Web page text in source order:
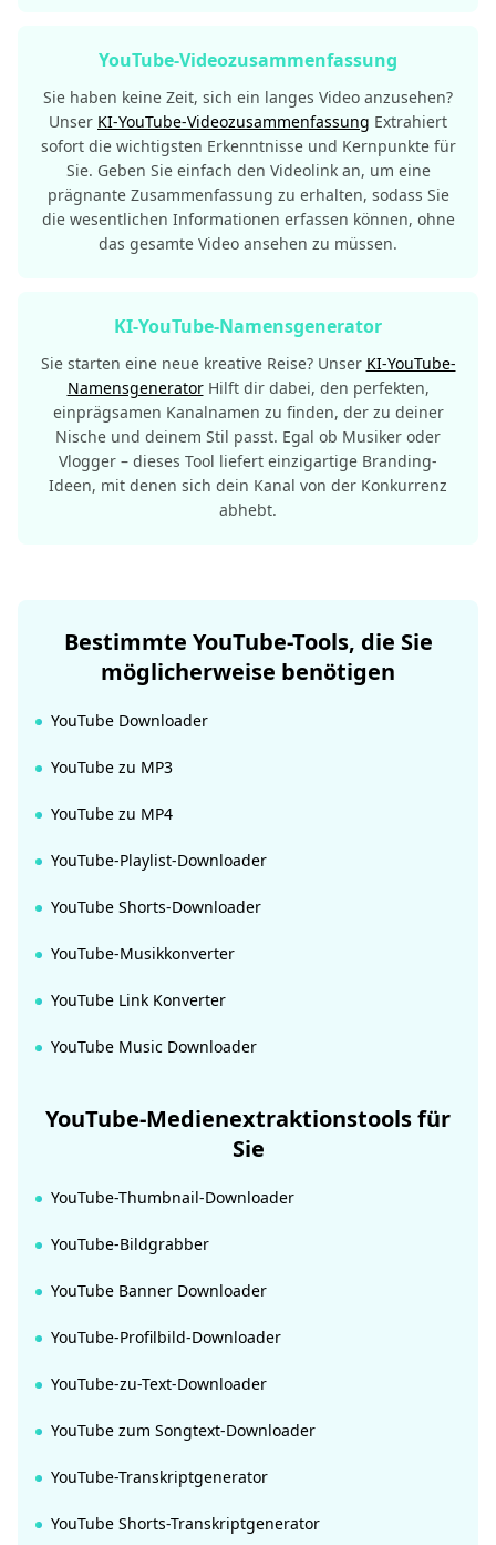
YouTube-Videozusammenfassung
Sie haben keine Zeit, sich ein langes Video anzusehen?
Unser KI-YouTube-Videozusammenfassung Extrahiert
sofort die wichtigsten Erkenntnisse und Kernpunkte für
Sie. Geben Sie einfach den Videolink an, um eine
prägnante Zusammenfassung zu erhalten, sodass Sie
die wesentlichen Informationen erfassen können, ohne
das gesamte Video ansehen zu müssen.
KI-YouTube-Namensgenerator
Sie starten eine neue kreative Reise? Unser KI-YouTube-
NamensgeneratorHilft dir dabei, den perfekten,
einprägsamen Kanalnamen zu finden, der zu deiner
Nische und deinem Stil passt. Egal ob Musiker oder
Vlogger – dieses Tool liefert einzigartige Branding-
Ideen, mit denen sich dein Kanal von der Konkurrenz
abhebt.
Bestimmte YouTube-Tools, die Sie
möglicherweise benötigen
YouTube Downloader
YouTube zu MP3
YouTube zu MP4
YouTube-Playlist-Downloader
YouTube Shorts-Downloader
YouTube-Musikkonverter
YouTube Link Konverter
YouTube Music Downloader
YouTube-Medienextraktionstools für
Sie
YouTube-Thumbnail-Downloader
YouTube-Bildgrabber
YouTube Banner Downloader
YouTube-Profilbild-Downloader
YouTube-zu-Text-Downloader
YouTube zum Songtext-Downloader
YouTube-Transkriptgenerator
YouTube Shorts-Transkriptgenerator